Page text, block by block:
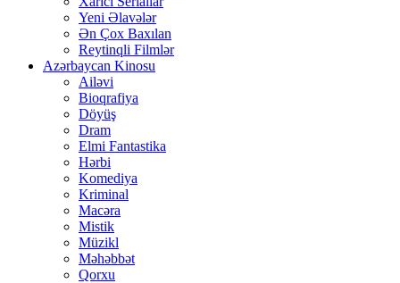
Yeni Əlavələr
Ən Çox Baxılan
Reytinqli Filmlər
Azərbaycan Kinosu
Ailəvi
Bioqrafiya
Döyüş
Dram
Elmi Fantastika
Hərbi
Komediya
Kriminal
Macəra
Mistik
Müzikl
Məhəbbət
Qorxu